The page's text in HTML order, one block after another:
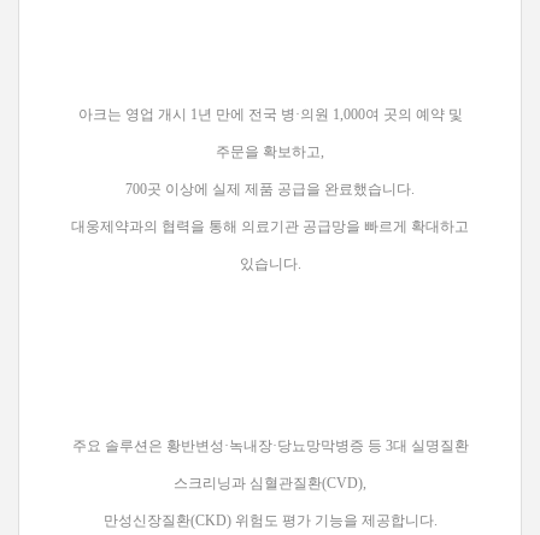
아크는 영업 개시 1년 만에 전국 병·의원 1,000여 곳의 예약 및
주문을 확보하고,
700곳 이상에 실제 제품 공급을 완료했습니다.
대웅제약과의 협력을 통해 의료기관 공급망을 빠르게 확대하고
있습니다.
주요 솔루션은 황반변성·녹내장·당뇨망막병증 등 3대 실명질환
스크리닝과 심혈관질환(CVD),
만성신장질환(CKD) 위험도 평가 기능을 제공합니다.